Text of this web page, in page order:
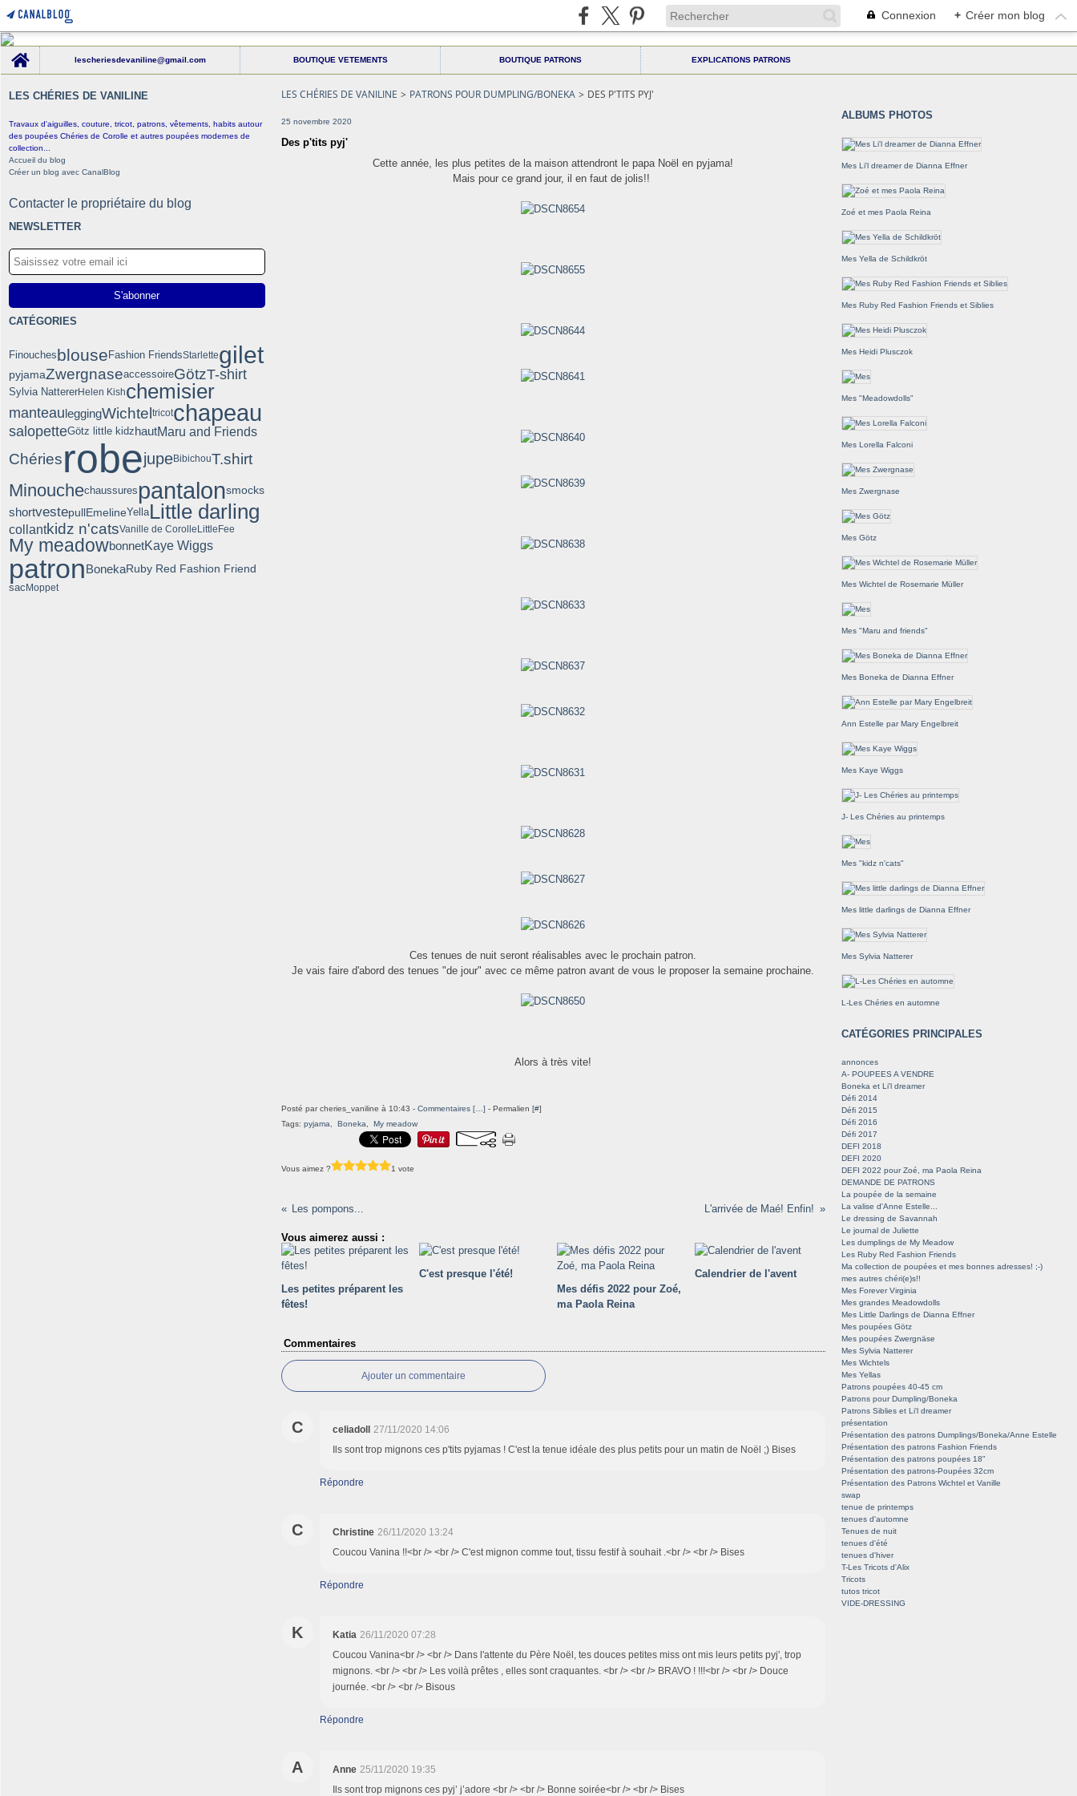
Connexion + Créer mon blog
lescheriesdevaniline@gmail.com
BOUTIQUE VETEMENTS BOUTIQUE PATRONS EXPLICATIONS PATRONS
LES CHÉRIES DE VANILINE
Travaux d'aiguilles, couture, tricot, patrons, vêtements, habits autour
des poupées Chéries de Corolle et autres poupées modernes de
collection...
Accueil du blog
Créer un blog avec CanalBlog
Contacter le propriétaire du blog
NEWSLETTER
CATÉGORIES
Finouchesblouse Fashion FriendsStarlettegilet
pyjamaZwergnaseaccessoireGötzT-shirt
Sylvia NattererHelen Kishchemisier
manteauleggingWichteltricotchapeau
salopetteGötz little kidz hautMaru and Friends
ChériesrobejupeBibichouT.shirt
Minouchechaussures pantalonsmocks
shortvestepullEmelineYellaLittle darling
collantkidz n'catsVanille de Corolle LittleFee
My meadowbonnetKaye Wiggs
patronBonekaRuby Red Fashion Friend
sacMoppet
LES CHÉRIES DE VANILINE > PATRONS POUR DUMPLING/BONEKA > DES P'TITS PYJ'
25 novembre 2020
Des p'tits pyj'
Cette année, les plus petites de la maison attendront le papa Noël en pyjama!
Mais pour ce grand jour, il en faut de jolis!!
Ces tenues de nuit seront réalisables avec le prochain patron.
Je vais faire d'abord des tenues "de jour" avec ce même patron avant de vous le proposer la semaine prochaine.
Alors à très vite!
Posté par cheries_vaniline à 10:43 - Commentaires [… ] - Permalien [#]
Tags: pyjama Boneka My meadow
Vous aimez ? 1 vote
Les pompons... L'arrivée de Maé! Enfin!
Vous aimerez aussi :
Les petites préparent les
fêtes!
C'est presque l'été!
Mes défis 2022 pour Zoé,
ma Paola Reina
Calendrier de l'avent
Commentaires
Ajouter un commentaire
C celiadoll
27/11/2020 14:06
Ils sont trop mignons ces p'tits pyjamas ! C'est la tenue idéale des plus petits pour un matin de Noël ;) Bises
Répondre
C Christine 26/11/2020 13:24
Coucou Vanina !!<br /> <br /> C'est mignon comme tout, tissu festif à souhait .<br /> <br /> Bises
Répondre
K Katia 26/11/2020 07:28
Coucou Vanina<br /> <br /> Dans l'attente du Père Noël, tes douces petites miss ont mis leurs petits pyj', trop
mignons. <br /> <br /> Les voilà prêtes , elles sont craquantes. <br /> <br /> BRAVO ! !!!<br /> <br /> Douce
journée. <br /> <br /> Bisous
Répondre
A Anne 25/11/2020 19:35
Ils sont trop mignons ces pyj’ j’adore <br /> <br /> Bonne soirée<br /> <br /> Bises
ALBUMS PHOTOS
Mes Li'l dreamer de Dianna Effner
Zoé et mes Paola Reina
Mes Yella de Schildkröt
Mes Ruby Red Fashion Friends et Siblies
Mes Heidi Plusczok
Mes "Meadowdolls"
Mes Lorella Falconi
Mes Zwergnase
Mes Götz
Mes Wichtel de Rosemarie Müller
Mes "Maru and friends"
Mes Boneka de Dianna Effner
Ann Estelle par Mary Engelbreit
Mes Kaye Wiggs
J- Les Chéries au printemps
Mes "kidz n'cats"
Mes little darlings de Dianna Effner
Mes Sylvia Natterer
L-Les Chéries en automne
CATÉGORIES PRINCIPALES
annonces
A- POUPEES A VENDRE
Boneka et Li'l dreamer
Défi 2014
Défi 2015
Défi 2016
Défi 2017
DEFI 2018
DEFI 2020
DEFI 2022 pour Zoé, ma Paola Reina
DEMANDE DE PATRONS
La poupée de la semaine
La valise d'Anne Estelle...
Le dressing de Savannah
Le journal de Juliette
Les dumplings de My Meadow
Les Ruby Red Fashion Friends
Ma collection de poupées et mes bonnes adresses! ;-)
mes autres chéri(e)s!!
Mes Forever Virginia
Mes grandes Meadowdolls
Mes Little Darlings de Dianna Effner
Mes poupées Götz
Mes poupées Zwergnäse
Mes Sylvia Natterer
Mes Wichtels
Mes Yellas
Patrons poupées 40-45 cm
Patrons pour Dumpling/Boneka
Patrons Siblies et Li'l dreamer
présentation
Présentation des patrons Dumplings/Boneka/Anne Estelle
Présentation des patrons Fashion Friends
Présentation des patrons poupées 18"
Présentation des patrons-Poupées 32cm
Présentation des Patrons Wichtel et Vanille
swap
tenue de printemps
tenues d'automne
Tenues de nuit
tenues d'été
tenues d'hiver
T-Les Tricots d'Alix
Tricots
tutos tricot
VIDE-DRESSING